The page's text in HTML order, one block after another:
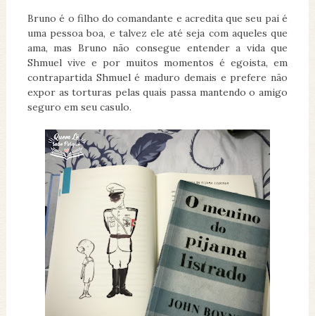
Bruno é o filho do comandante e acredita que seu pai é
uma pessoa boa, e talvez ele até seja com aqueles que
ama, mas Bruno não consegue entender a vida que
Shmuel vive e por muitos momentos é egoista, em
contrapartida Shmuel é maduro demais e prefere não
expor as torturas pelas quais passa mantendo o amigo
seguro em seu casulo.